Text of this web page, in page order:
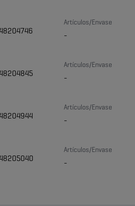
Artículos/Envase
-
Artículos/Envase
-
Artículos/Envase
-
Artículos/Envase
-